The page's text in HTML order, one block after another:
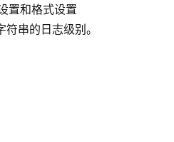
置和格式设置
串的日志级别。